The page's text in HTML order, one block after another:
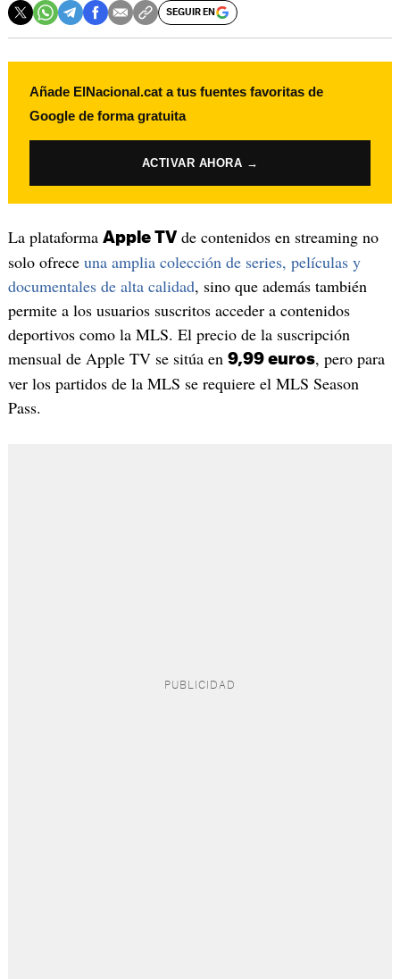
SEGUIR EN
Añade ElNacional.cat a tus fuentes favoritas de
Google de forma gratuita
ACTIVAR AHORA →
La plataforma Apple TVde contenidos en streaming no
solo ofrece una amplia colección de series, películas y
documentales de alta calidad, sino que además también
permite a los usuarios suscritos acceder a contenidos
deportivos como la MLS. El precio de la suscripción
mensual de Apple TV se sitúa en 9,99 euros, pero para
ver los partidos de la MLS se requiere el MLS Season
Pass.